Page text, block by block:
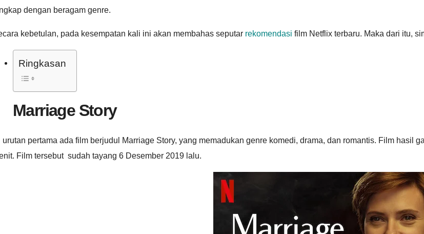
dengan beragam genre.
kebetulan, pada kesempatan kali ini akan membahas seputar rekomendasi film Netflix terbaru. Maka dari itu,
Ringkasan
Marriage Story
urutan pertama ada film berjudul Marriage Story, yang memadukan genre komedi, drama, dan romantis. Film hasil
Film tersebut sudah tayang 6 Desember 2019 lalu.